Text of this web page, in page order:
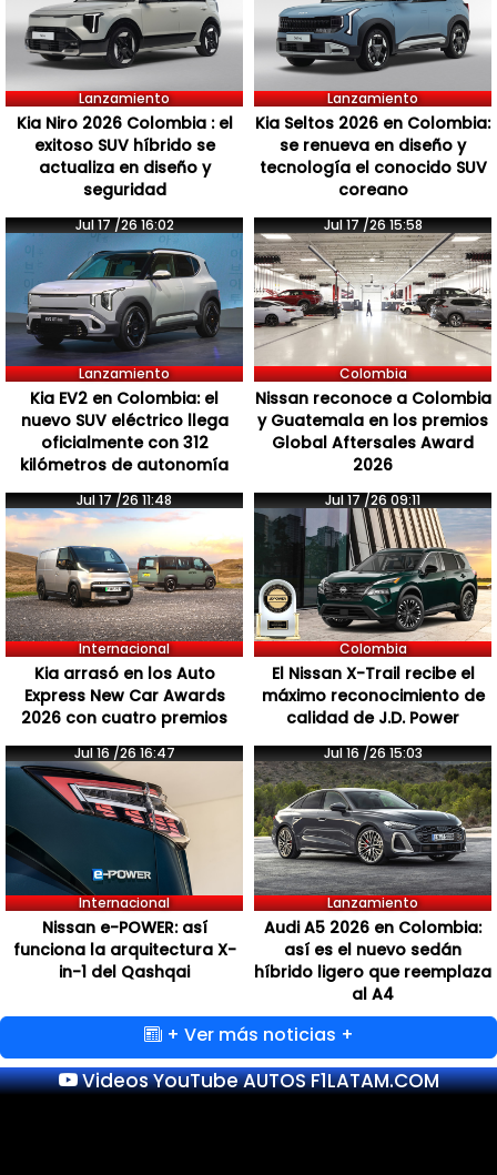
Lanzamiento
Kia Niro 2026 Colombia : el
exitoso SUV híbrido se
actualiza en diseño y
seguridad
Lanzamiento
Kia Seltos 2026 en Colombia:
se renueva en diseño y
tecnología el conocido SUV
coreano
Jul 17 /26 16:02
Lanzamiento
Kia EV2 en Colombia: el
nuevo SUV eléctrico llega
oficialmente con 312
kilómetros de autonomía
Jul 17 /26 15:58
Colombia
Nissan reconoce a Colombia
y Guatemala en los premios
Global Aftersales Award
2026
Jul 17 /26 11:48
Internacional
Kia arrasó en los Auto
Express New Car Awards
2026 con cuatro premios
Jul 17 /26 09:11
Colombia
El Nissan X-Trail recibe el
máximo reconocimiento de
calidad de J.D. Power
Jul 16 /26 16:47
Internacional
Nissan e-POWER: así
funciona la arquitectura X-
in-1 del Qashqai
Jul 16 /26 15:03
Lanzamiento
Audi A5 2026 en Colombia:
así es el nuevo sedán
híbrido ligero que reemplaza
al A4
+ Ver más noticias +
Videos YouTube AUTOS F1LATAM.COM